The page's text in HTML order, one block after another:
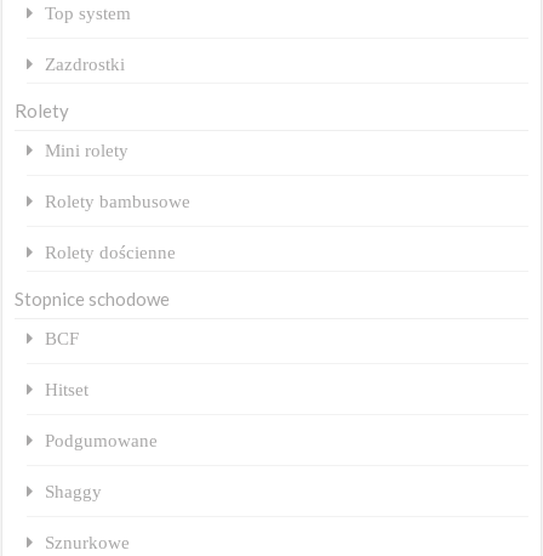
Top system
Zazdrostki
Rolety
Mini rolety
Rolety bambusowe
Rolety dościenne
Stopnice schodowe
BCF
Hitset
Podgumowane
Shaggy
Sznurkowe